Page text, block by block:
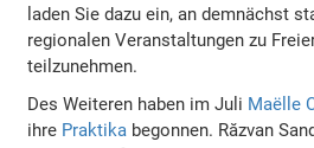
laden Sie dazu ein, an demnächst
regionalen Veranstaltungen zu
teilzunehmen.
Des Weiteren haben im Juli Maëlle
ihre Praktika begonnen. Răzvan